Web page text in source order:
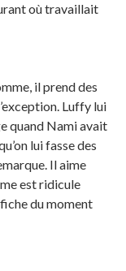
où travaillait
il prend des
Luffy lui
quand Nami avait
lui fasse des
Il aime
est ridicule
du moment